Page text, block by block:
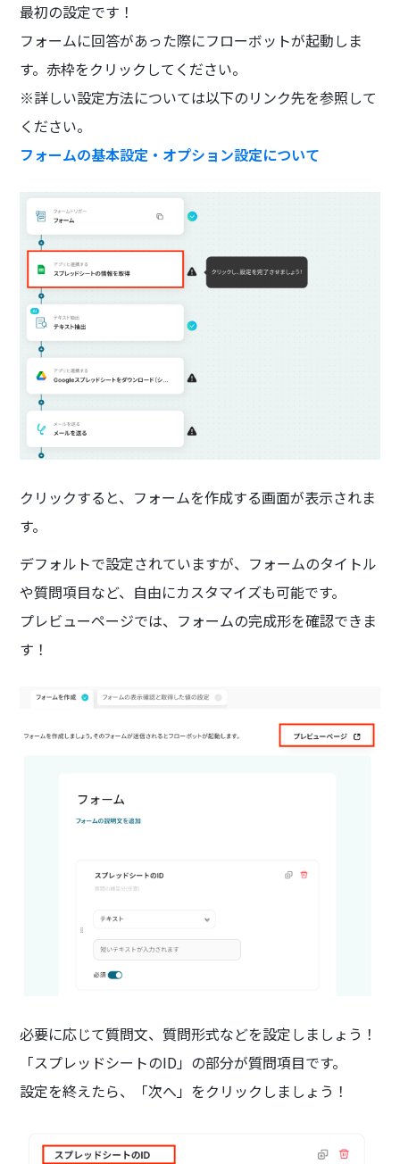
最初の設定です！
フォームに回答があった際にフローボットが起動しま
す。赤枠をクリックしてください。
※詳しい設定方法については以下のリンク先を参照して
ください。
フォームの基本設定・オプション設定について
クリックすると、フォームを作成する画面が表示されま
す。
デフォルトで設定されていますが、フォームのタイトル
や質問項目など、自由にカスタマイズも可能です。
プレビューページでは、フォームの完成形を確認できま
す！
必要に応じて質問文、質問形式などを設定しましょう！
「スプレッドシートのID」の部分が質問項目です。
設定を終えたら、「次へ」をクリックしましょう！